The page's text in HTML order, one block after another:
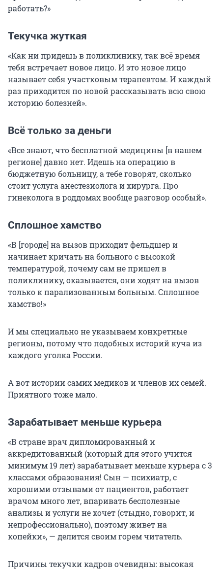
работать?»
Текучка жуткая
«Как ни придешь в поликлинику, так всё время
тебя встречает новое лицо. И это новое лицо
называет себя участковым терапевтом. И каждый
раз приходится по новой рассказывать всю свою
историю болезней».
Всё только за деньги
«Все знают, что бесплатной медицины [в нашем
регионе] давно нет. Идешь на операцию в
бюджетную больницу, а тебе говорят, сколько
стоит услуга анестезиолога и хирурга. Про
гинеколога в роддомах вообще разговор особый».
Сплошное хамство
«В [городе] на вызов приходит фельдшер и
начинает кричать на больного с высокой
температурой, почему сам не пришел в
поликлинику, оказывается, они ходят на вызов
только к парализованным больным. Сплошное
хамство!»
И мы специально не указываем конкретные
регионы, потому что подобных историй куча из
каждого уголка России.
А вот истории самих медиков и членов их семей.
Приятного тоже мало.
Зарабатывает меньше курьера
«В стране врач дипломированный и
аккредитованный (который для этого учится
минимум 19 лет) зарабатывает меньше курьера с 3
классами образования! Сын — психиатр, с
хорошими отзывами от пациентов, работает
врачом много лет, впаривать бесполезные
анализы и услуги не хочет (стыдно, говорит, и
непрофессионально), поэтому живет на
копейки», — делится своим горем читатель.
Причины текучки кадров очевидны: высокая